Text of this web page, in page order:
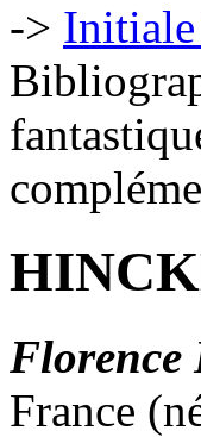
Florence
France